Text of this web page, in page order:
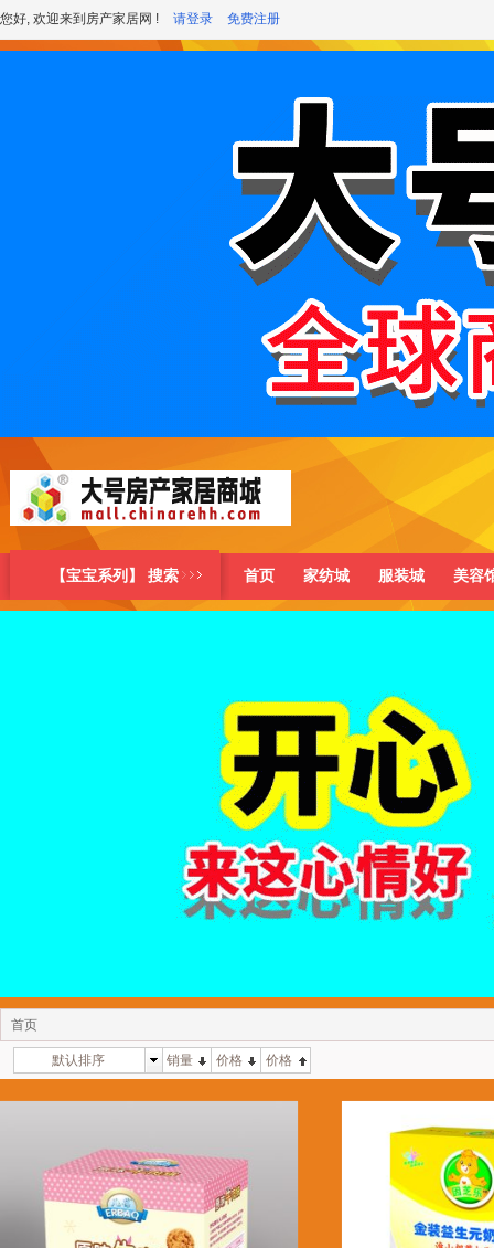
您好, 欢迎来到房产家居网 ! 请登录 免费注册
【宝宝系列】 搜索 首页 家纺城 服装城 美容
首页
默认排序 销量 价格 价格